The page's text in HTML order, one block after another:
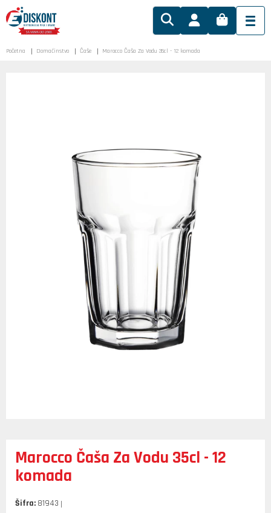
Početna Domaćinstvo Čaše Marocco Čaša Za Vodu 35cl - 12 komada
Marocco Čaša Za Vodu 35cl - 12
komada
Šifra: 81943